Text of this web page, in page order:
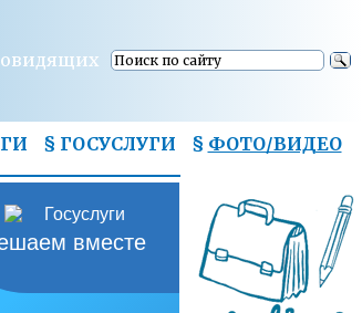
§ ГОСУСЛУГИ § ФОТО/ВИДЕО
вместе